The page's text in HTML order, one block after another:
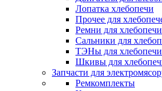
Лопатка хлебопечи
Прочее для
Ремни для хлебопечи
Сальники для
ТЭНы для хлебопечи
Шкивы для
Запчасти для
Ремкомплекты